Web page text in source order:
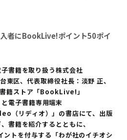
者にBookLive!ポイント50ポイ
書籍を取り扱う株式会社
区、代表取締役社長：淡野 正、
籍ストア「BookLive!」
電子書籍専用端末
（リディオ）」の書店にて、出版
書籍を紹介するとともに、
トを付与する「わが社のイチオシ